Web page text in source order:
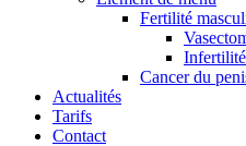
Fertilité
Cancer du
Actualités
Tarifs
Contact